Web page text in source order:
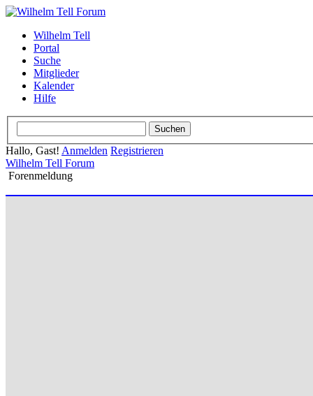
Wilhelm Tell
Portal
Suche
Mitglieder
Kalender
Hilfe
Hallo, Gast! Anmelden Registrieren
Wilhelm Tell Forum
Forenmeldung